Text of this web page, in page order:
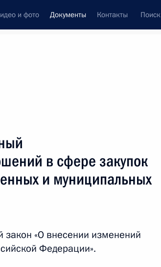
и фото Документы Контакты Поиск
Игр XXXII Олимпиады в Токио
и искусстве» и медали «За труды
в сфере закупок
и муниципальных
«О внесении изменений
Федерации».